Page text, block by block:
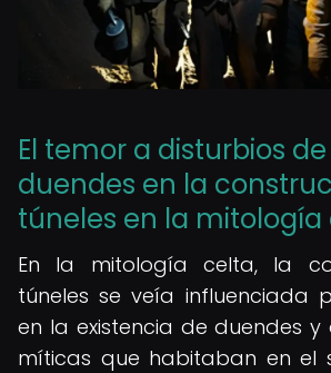
El temor a disturbios
duendes en la
túneles en la mitología
En la mitología celta, la
túneles se veía influenciada
en la existencia de duendes
míticas que habitaban en el